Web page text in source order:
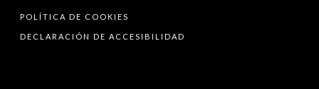
POLÍTICA DE COOKIES
DECLARACIÓN DE ACCESIBILIDAD